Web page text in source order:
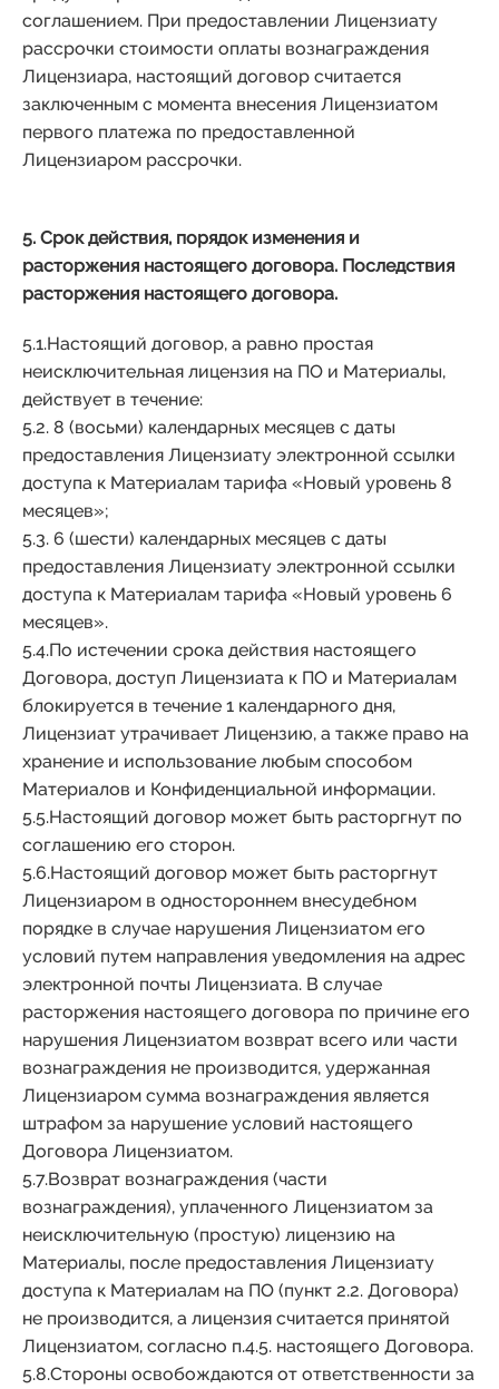
соглашением. При предоставлении Лицензиату
рассрочки стоимости оплаты вознаграждения
Лицензиара, настоящий договор считается
заключенным с момента внесения Лицензиатом
первого платежа по предоставленной
Лицензиаром рассрочки.
5. Срок действия, порядок изменения и
расторжения настоящего договора. Последствия
расторжения настоящего договора.
5.1.Настоящий договор, а равно простая
неисключительная лицензия на ПО и Материалы,
действует в течение:
5.2. 8 (восьми) календарных месяцев с даты
предоставления Лицензиату электронной ссылки
доступа к Материалам тарифа «Новый уровень 8
месяцев»;
5.3. 6 (шести) календарных месяцев с даты
предоставления Лицензиату электронной ссылки
доступа к Материалам тарифа «Новый уровень 6
месяцев».
5.4.По истечении срока действия настоящего
Договора, доступ Лицензиата к ПО и Материалам
блокируется в течение 1 календарного дня,
Лицензиат утрачивает Лицензию, а также право на
хранение и использование любым способом
Материалов и Конфиденциальной информации.
5.5.Настоящий договор может быть расторгнут по
соглашению его сторон.
5.6.Настоящий договор может быть расторгнут
Лицензиаром в одностороннем внесудебном
порядке в случае нарушения Лицензиатом его
условий путем направления уведомления на адрес
электронной почты Лицензиата. В случае
расторжения настоящего договора по причине его
нарушения Лицензиатом возврат всего или части
вознаграждения не производится, удержанная
Лицензиаром сумма вознаграждения является
штрафом за нарушение условий настоящего
Договора Лицензиатом.
5.7.Возврат вознаграждения (части
вознаграждения), уплаченного Лицензиатом за
неисключительную (простую) лицензию на
Материалы, после предоставления Лицензиату
доступа к Материалам на ПО (пункт 2.2. Договора)
не производится, а лицензия считается принятой
Лицензиатом, согласно п.4.5. настоящего Договора.
5.8.Стороны освобождаются от ответственности за